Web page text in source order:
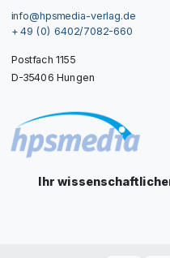
info@hpsmedia-verlag.de
+ 49 (0) 6402/7082-660
Postfach 1155
D-35406 Hungen
Ihr